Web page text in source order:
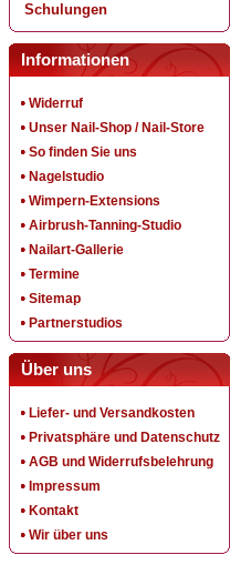
Schulungen
Informationen
Widerruf
Unser Nail-Shop / Nail-Store
So finden Sie uns
Nagelstudio
Wimpern-Extensions
Airbrush-Tanning-Studio
Nailart-Gallerie
Termine
Sitemap
Partnerstudios
Über uns
Liefer- und Versandkosten
Privatsphäre und Datenschutz
AGB und Widerrufsbelehrung
Impressum
Kontakt
Wir über uns